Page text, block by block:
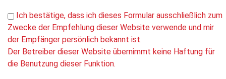
Ich bestätige, dass ich dieses Formular ausschließlich zum
Zwecke der Empfehlung dieser Website verwende und mir
der Empfänger persönlich bekannt ist.
Der Betreiber dieser Website übernimmt keine Haftung für
die Benutzung dieser Funktion.